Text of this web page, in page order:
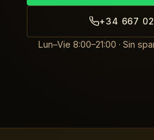
+34 667
Lun–Vie 8:00–21:00 · Sin